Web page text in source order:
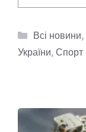
Категорії
Всі новини,
України, Спорт